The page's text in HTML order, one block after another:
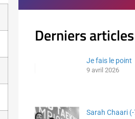
Derniers articles
Je fais le point
9 avril 2026
Sarah Chaari